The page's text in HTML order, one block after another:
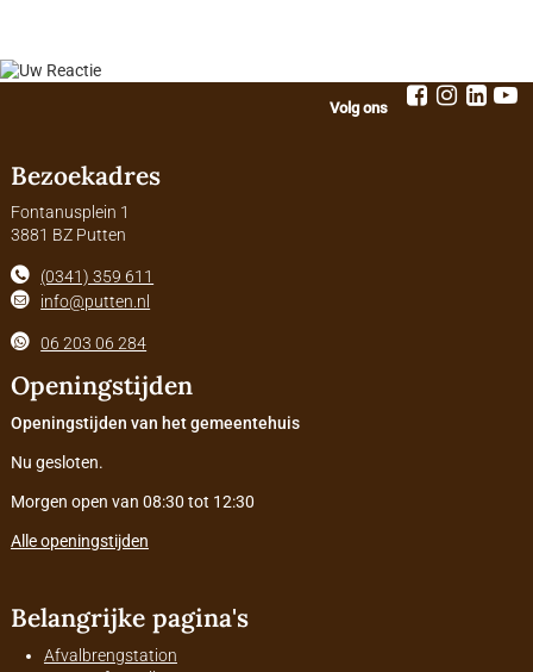
Volg ons
Bezoekadres
Fontanusplein 1
3881 BZ Putten
(0341) 359 611
info@putten.nl
06 203 06 284
Openingstijden
Openingstijden van het gemeentehuis
Nu gesloten.
Morgen open van 08:30 tot 12:30
Alle openingstijden
Belangrijke pagina's
Afvalbrengstation